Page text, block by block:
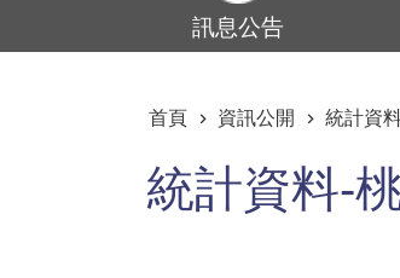
訊息公告
首頁
資訊公開 統計資
統計資料-